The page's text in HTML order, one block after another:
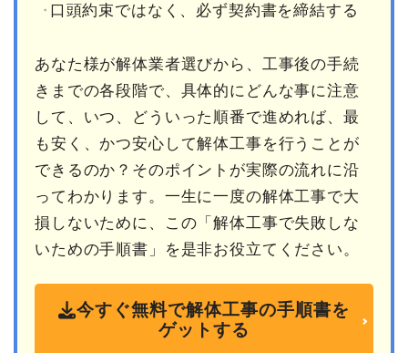
口頭約束ではなく、必ず契約書を締結する
あなた様が解体業者選びから、工事後の手続
きまでの各段階で、具体的にどんな事に注意
して、いつ、どういった順番で進めれば、最
も安く、かつ安心して解体工事を行うことが
できるのか？そのポイントが実際の流れに沿
ってわかります。一生に一度の解体工事で大
損しないために、この「解体工事で失敗しな
いための手順書」を是非お役立てください。
今すぐ無料で解体工事の手順書を
ゲットする